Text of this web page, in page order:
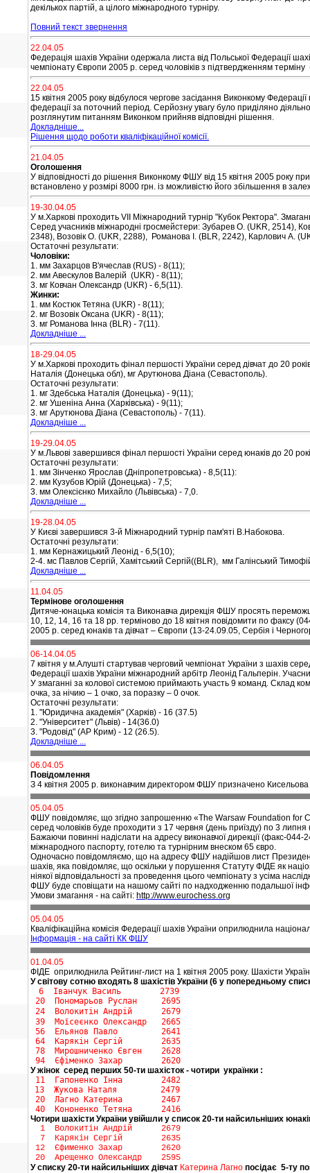
декількох партій, а цілого міжнародного турніру.
Повний текст звернення
22.04.05
Федерація шахів України одержала листа від Польської Федерації
чемпіонату Європи 2005 р. серед чоловіків з підтвердженням
22.04.05
15 квітня 2005 року відбулося чергове засідання Виконкому
федерації за поточний період. Серйозну увагу було приділяно
розглянутим питанням Виконком прийняв відповідні рішення.
Докладніше...
Рішення щодо роботи кваліфікаційної комісії.
21.04.05
Оголошення
У вiдповiдностi до рiшення Виконкому ФШУ вiд 15 квiтня 2005 року
встановлено у розмiрi 8000 грн. iз можливiстю його збiльшення в
19-30.04.05
У м.Харкові проходить VII Міжнародний турнір "Кубок Ректора".
Серед учасників міжнародні гросмейстери: Зубарев О. (UKR, 2514),
2348), Возовік О. (UKR, 2288), Романова І. (BLR, 2242), Карлович А.
Остаточні результати:
Чоловіки:
1. мм Захарцов В'ячеслав (RUS) - 8(11);
2. мм Авескулов Валерій (UKR) - 8(11);
3. мг Ковчан Олександр (UKR) - 6,5(11).
Жинки:
1. мм Костюк Тетяна (UKR) - 8(11);
2. мг Возовік Оксана (UKR) - 8(11);
3. мг Романова Інна (BLR) - 7(11).
Докладніше ...
18-29.04.05
У м.Харкові проходить фінал першості України серед дівчат до 20
Наталія (Донецька обл), мг Арутюнова Діана (Севастополь).
Остаточні результати:
1. мг Здебська Наталія (Донецька) - 9(11);
2. мг Ушеніна Анна (Харківська) - 9(11);
3. мг Арутюнова Діана (Севастополь) - 7(11).
Докладніше ...
19-29.04.05
У м.Львові завершився фінал першості України серед юнаків до 20
Остаточні результати:
1. мм Зінченко Ярослав (Дніпропетровська) - 8,5(11):
2. мм Кузубов Юрій (Донецька) - 7,5;
3. мм Олексієнко Михайло (Львівська) - 7,0.
Докладніше ...
19-28.04.05
У Києві завершився 3-й Міжнародний турнір пам'яті В.Набокова.
Остаточні результати:
1. мм Кернажицький Леонід - 6,5(10);
2-4. мс Павлов Сергій, Хамітський Сергій((BLR), мм Галінський
Докладніше ...
11.04.05
Термінове оголошення
Дитяче-юнацька комісія та Виконавча дирекція ФШУ просять
10, 12, 14, 16 та 18 рр. терміново до 18 квітня повідомити по факсу
2005 р. серед юнаків та дівчат – Європи (13-24.09.05, Сербія і
06-14.04.05
7 квітня у м.Алушті стартував черговий чемпіонат України з шахів
Федерації шахів України міжнародний арбітр Леонід Гальперін.
У змаганні за колової системою приймають участь 9 команд. Склад
очка, за нічию – 1 очко, за поразку – 0 очок.
Остаточні результати:
1. "Юридична академія" (Харків) - 16 (37.5)
2. "Університет" (Львів) - 14(36.0)
3. "Родовід" (АР Крим) - 12 (26.5).
Докладніше ...
06.04.05
Повідомлення
З 4 квітня 2005 р. виконавчим директором ФШУ призначено
05.04.05
ФШУ повідомляє, що згідно запрошенню «The Warsaw Foundation for
серед чоловіків буде проходити з 17 червня (день приїзду) по 3
Бажаючи повинні надіслати на адресу виконавчої дирекції (факс-
міжнародного паспорту, готелю та турнірним внеском 65 євро.
Одночасно повідомляємо, що на адресу ФШУ надійшов лист
шахів, яка повідомляє, що оскільки у порушення Статуту ФІДЕ як
ніякої відповідальності за проведення цього чемпіонату з усіма
ФШУ буде сповіщати на нашому сайті по надходженню подальшої
Умови змагання - на сайті: http://www.eurochess.org
05.04.05
Кваліфікаційна комісія Федерації шахів України оприлюднила
Інформація - на сайті КК ФШУ
01.04.05
ФІДЕ оприлюднила Рейтинг-лист на 1 квітня 2005 року. Шахісти
У світову сотню входять 8 шахістів України (6 у попередньому
6 Іванчук Василь 2739
20 Пономарьов Руслан 2695
24 Волокитін Андрій 2679
39 Моїсеєнко Олександр 2665
56 Ельянов Павло 2641
64 Карякін Сергій 2635
78 Мирошниченко Євген 2628
94 Єфіменко Захар 2620
У жінок серед перших 50-ти шахісток - чотири українки :
11 Гапоненко Інна 2482
13 Жукова Наталя 2479
20 Лагно Катерина 2467
40 Кононенко Тетяна 2416
Чотири шахісти України увійшли у список 20-ти найсильніших
1 Волокитін Андрій 2679
7 Карякін Сергій 2635
12 Єфименко Захар 2620
20 Арещенко Олександр 2595
У списку 20-ти найсильніших дівчат Катерина Лагно посідає 5-ту